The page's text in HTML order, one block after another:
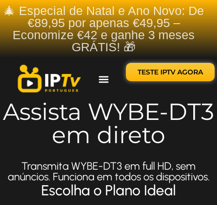
🎄 Especial de Natal e Ano Novo: De
€89,95 por apenas €49,95 –
Economize €42 e ganhe 3 meses
GRÁTIS! 🎁
TESTE IPTV AGORA
Assista WYBE-DT3
em direto
Transmita WYBE-DT3 em full HD, sem
anúncios. Funciona em todos os dispositivos.
Escolha o Plano Ideal